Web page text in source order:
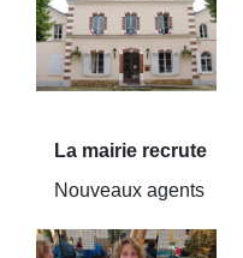
La mairie recrute
Nouveaux agents